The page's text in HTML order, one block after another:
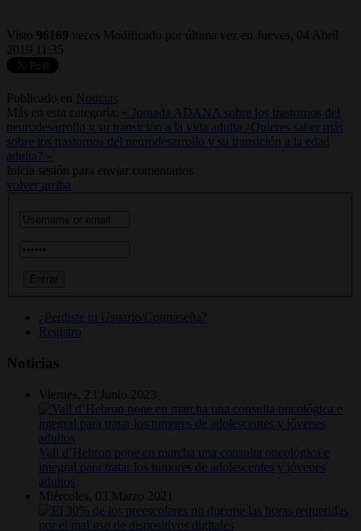
Visto 96169 veces Modificado por última vez en Jueves, 04 Abril
2019 11:35
Publicado en
Noticias
Más en esta categoría: « Jornada ADANA sobre los trastornos del
neurodesarrollo y su transición a la vida adulta
¿Quieres saber más
sobre los trastornos del neurodesarrollo y su transición a la edad
adulta? »
Inicia sesión para enviar comentarios
volver arriba
¿Perdiste tu Usuario/Contraseña?
Registro
Noticias
Viernes, 23 Junio 2023
Vall d’Hebron pone en marcha una consulta oncológica e
integral para tratar los tumores de adolescentes y jóvenes
adultos
Miércoles, 03 Marzo 2021